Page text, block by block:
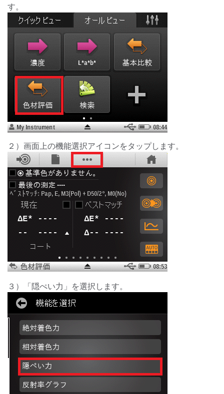
す。
２）画面上の機能選択アイコンをタップします。
３）「隠ぺい力」を選択します。